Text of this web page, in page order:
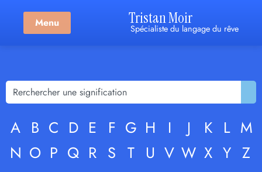
Menu Tristan Moir
Spécialiste du langage du rêve
A B C D E F G H I J K L M
N O P Q R S T U V W X Y Z